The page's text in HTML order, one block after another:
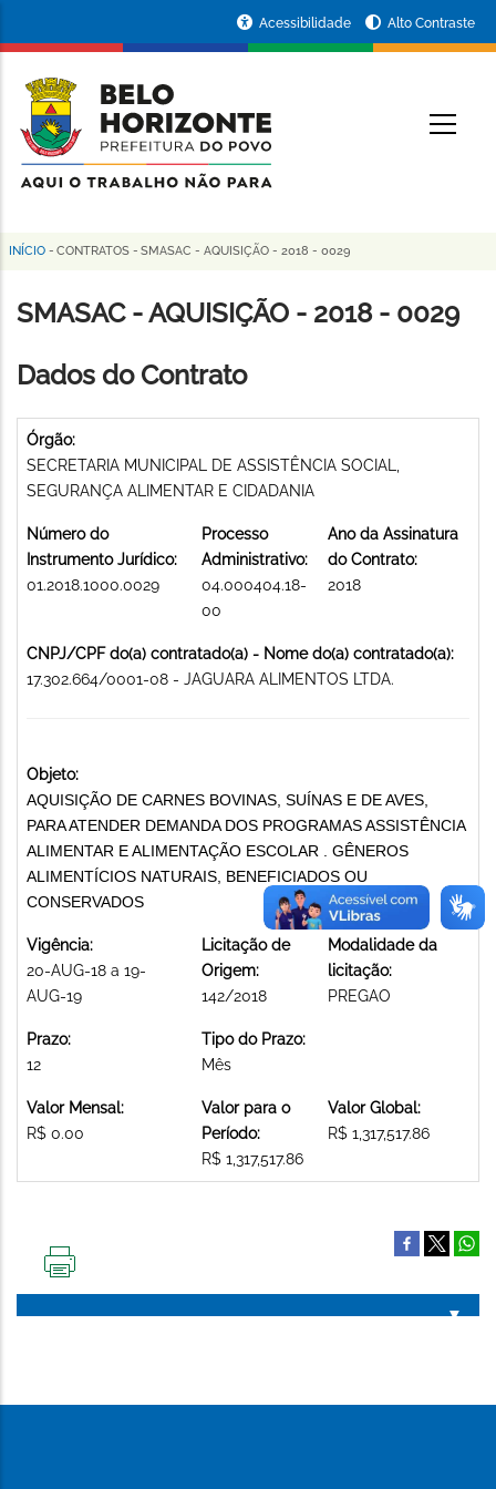
conteúdo
principal
da
Prefeitura
de
Horizonte
Acessibilidade Alto Contraste
Trilha
de
INÍCIO - CONTRATOS - SMASAC - AQUISIÇÃO - 2018 - 0029
SMASAC - AQUISIÇÃO - 2018 - 0029
Dados do Contrato
Órgão:
SECRETARIA MUNICIPAL DE ASSISTÊNCIA SOCIAL,
SEGURANÇA ALIMENTAR E CIDADANIA
Número do
Instrumento Jurídico:
01.2018.1000.0029
Processo
Administrativo:
04.000404.18-
00
Ano da Assinatura
do Contrato:
2018
CNPJ/CPF do(a) contratado(a) - Nome do(a) contratado(a):
17.302.664/0001-08 - JAGUARA ALIMENTOS LTDA.
Objeto:
AQUISIÇÃO DE CARNES BOVINAS, SUÍNAS E DE AVES,
PARA ATENDER DEMANDA DOS PROGRAMAS ASSISTÊNCIA
ALIMENTAR E ALIMENTAÇÃO ESCOLAR . GÊNEROS
ALIMENTÍCIOS NATURAIS, BENEFICIADOS OU
CONSERVADOS
Vigência:
20-AUG-18 a 19-
AUG-19
Licitação de
Origem:
142/2018
Modalidade da
licitação:
PREGAO
Prazo:
12
Tipo do Prazo:
Mês
Valor Mensal:
R$ 0.00
Valor para o
Período:
R$ 1,317,517.86
Valor Global:
R$ 1,317,517.86
PÁGINA